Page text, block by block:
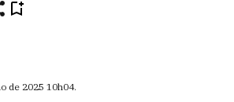
de 2025 10h04.